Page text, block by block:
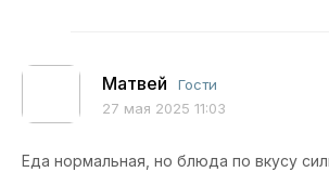
Матвей
Гости
27 мая 2025 11:03
Еда нормальная, но блюда по вкусу